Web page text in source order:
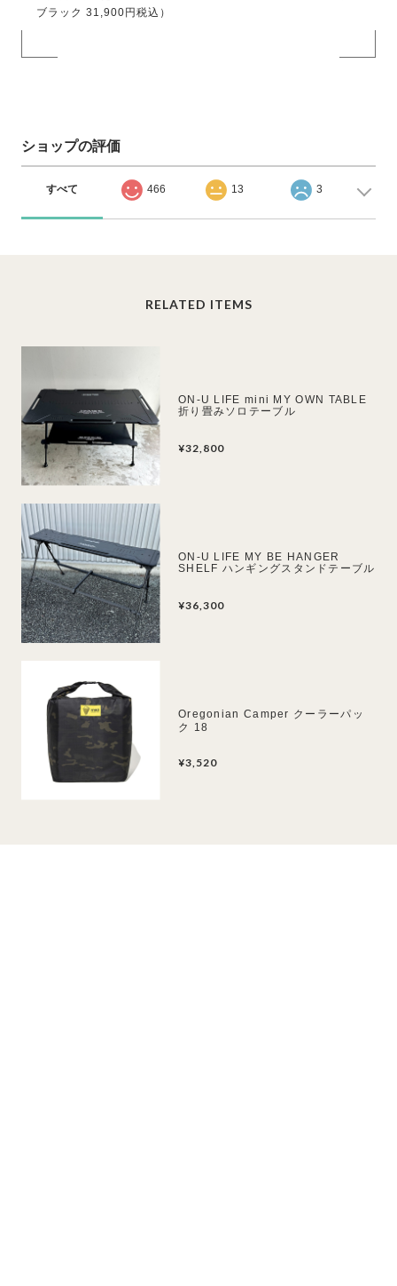
ブラック 31,900円税込）
ショップの評価
すべて 466 13 3
RELATED ITEMS
ON-U LIFE mini MY OWN TABLE
折り畳みソロテーブル
¥32,800
ON-U LIFE MY BE HANGER
SHELF ハンギングスタンドテーブル
¥36,300
Oregonian Camper クーラーパッ
ク 18
¥3,520